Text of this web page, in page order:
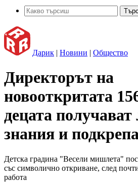
Дарик | Новини | Общество
Директорът на
новооткритата
децата
знания и
Детска градина "Весели мишлета"
със символично откриване, след
работа